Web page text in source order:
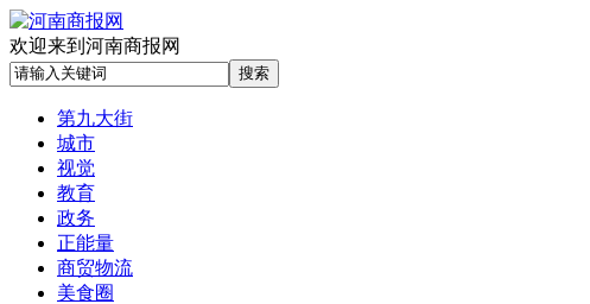
欢迎来到河南商报网
第九大街
城市
视觉
教育
政务
正能量
商贸物流
美食圈